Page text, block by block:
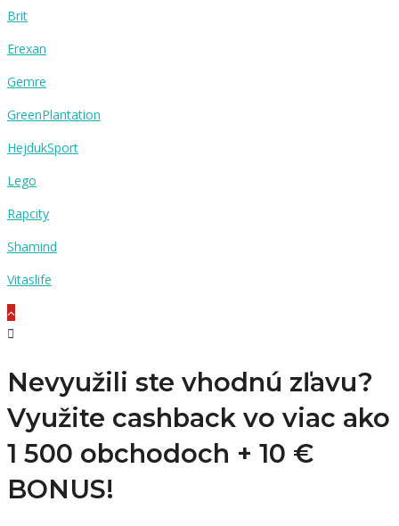
Brit
Erexan
Gemre
GreenPlantation
HejdukSport
Lego
Rapcity
Shamind
Vitaslife
Nevyužili ste vhodnú zľavu?
Využite cashback vo viac ako
1 500 obchodoch + 10 €
BONUS!